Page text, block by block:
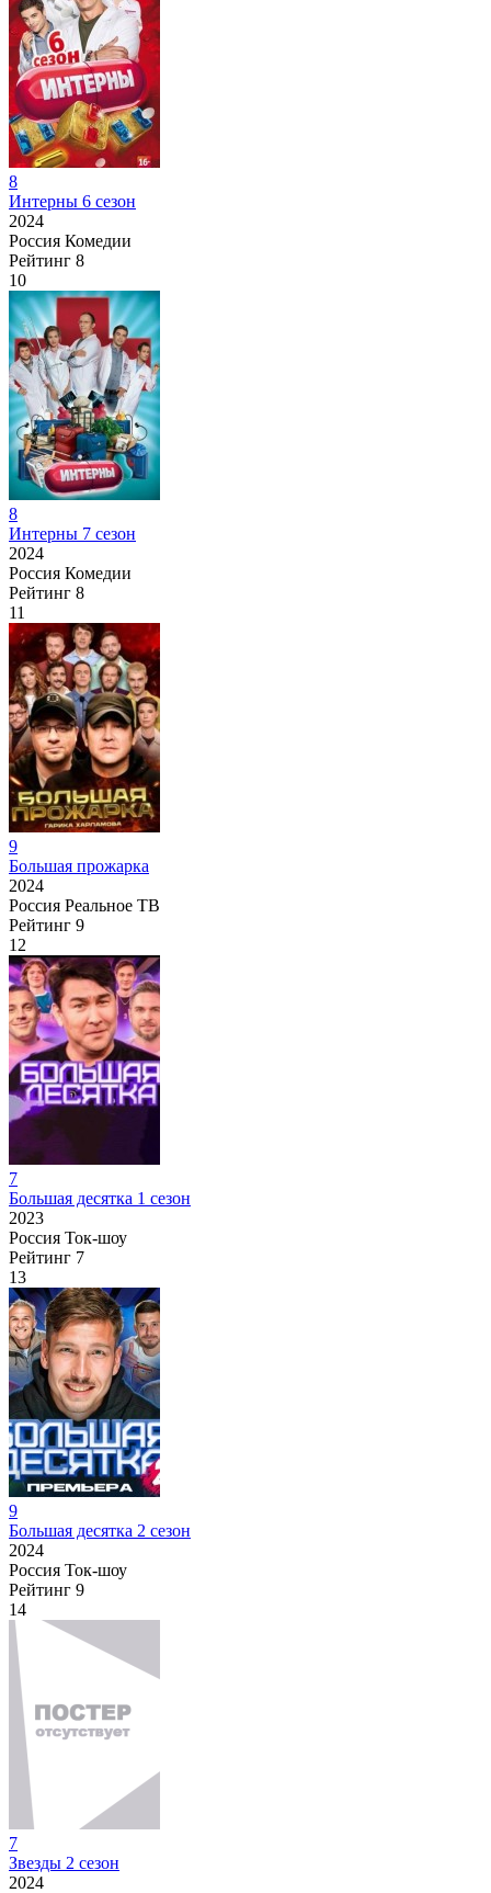
8
Интерны 6 сезон
2024
Россия Комедии
Рейтинг 8
10
8
Интерны 7 сезон
2024
Россия Комедии
Рейтинг 8
11
9
Большая прожарка
2024
Россия Реальное ТВ
Рейтинг 9
12
7
Большая десятка 1 сезон
2023
Россия Ток-шоу
Рейтинг 7
13
9
Большая десятка 2 сезон
2024
Россия Ток-шоу
Рейтинг 9
14
7
Звезды 2 сезон
2024